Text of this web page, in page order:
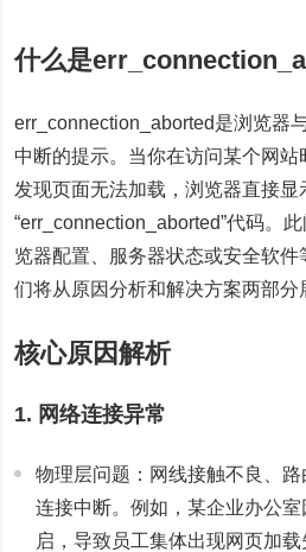
什么是
err_connection_aborted是浏览器
中断的提示。当你在访问某个网
发现页面无法加载，浏览器直接显
“err_connection_aborted”代码。
览器配置、服务器状态或安全软
们将从原因分析和解决方案两部分
核心原因解析
1. 网络连接异常
物理层问题：网线接触不良、
连接中断。例如，某企业办公
启，导致员工集体出现网页加载